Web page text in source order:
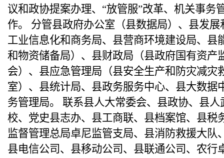
议和政协提案办理、“放管服”改革、机关事务
作。 分管县政府办公室（县数据局）、县发展
工业信息化和商务局、县营商环境建设局、县
和物资储备局）、县财政局（县政府国有资产
会）、县应急管理局（县安全生产和防灾减灾
室）、县统计局、县政务服务中心、县大数据
务管理局。 联系县人大常委会、县政协、县人
校、党史县志办、县工商联、县档案馆、县税
监督管理总局卓尼监管支局、县消防救援大队
县电信公司、县移动公司、县联通公司、农行